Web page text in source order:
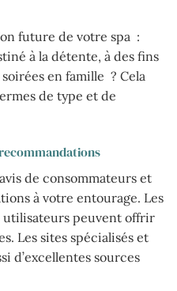
future de votre spa :
à la détente, à des fins
en famille ? Cela
de type et de
de consommateurs et
à votre entourage. Les
utilisateurs peuvent offrir
Les sites spécialisés et
d’excellentes sources